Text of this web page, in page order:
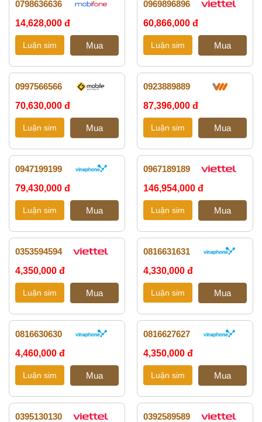
0798636636
14,628,000 đ
0969896896
60,866,000 đ
0997566566
70,630,000 đ
0923889889
87,396,000 đ
0947199199
79,430,000 đ
0967189189
146,954,000 đ
0353594594
4,350,000 đ
0816631631
4,330,000 đ
0816630630
4,460,000 đ
0816627627
4,350,000 đ
0395130130
0392589589